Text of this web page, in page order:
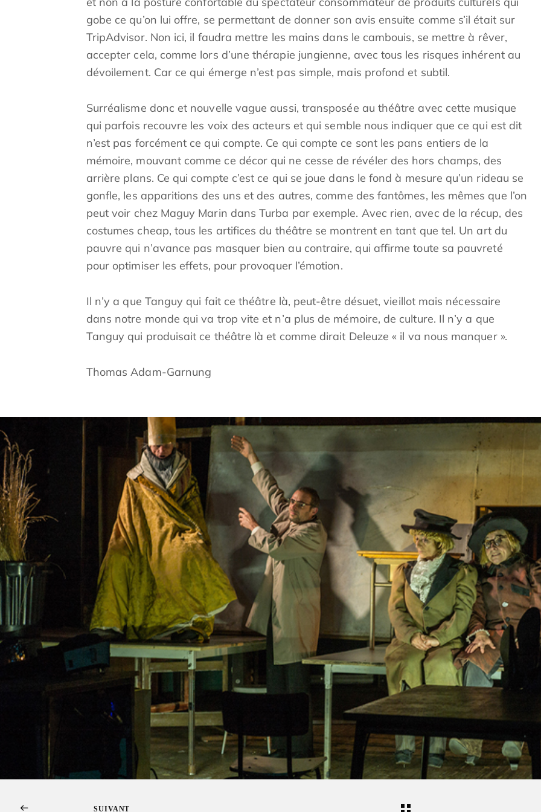
gobe ce qu’on lui offre, se permettant de donner son avis ensuite comme s’il était sur
TripAdvisor. Non ici, il faudra mettre les mains dans le cambouis, se mettre à rêver,
accepter cela, comme lors d’une thérapie jungienne, avec tous les risques inhérent au
dévoilement. Car ce qui émerge n’est pas simple, mais profond et subtil.
Surréalisme donc et nouvelle vague aussi, transposée au théâtre avec cette musique
qui parfois recouvre les voix des acteurs et qui semble nous indiquer que ce qui est dit
n’est pas forcément ce qui compte. Ce qui compte ce sont les pans entiers de la
mémoire, mouvant comme ce décor qui ne cesse de révéler des hors champs, des
arrière plans. Ce qui compte c’est ce qui se joue dans le fond à mesure qu’un rideau se
gonfle, les apparitions des uns et des autres, comme des fantômes, les mêmes que l’on
peut voir chez Maguy Marin dans Turba par exemple. Avec rien, avec de la récup, des
costumes cheap, tous les artifices du théâtre se montrent en tant que tel. Un art du
pauvre qui n’avance pas masquer bien au contraire, qui affirme toute sa pauvreté
pour optimiser les effets, pour provoquer l’émotion.
Il n’y a que Tanguy qui fait ce théâtre là, peut-être désuet, vieillot mais nécessaire
dans notre monde qui va trop vite et n’a plus de mémoire, de culture. Il n’y a que
Tanguy qui produisait ce théâtre là et comme dirait Deleuze « il va nous manquer ».
Thomas Adam-Garnung